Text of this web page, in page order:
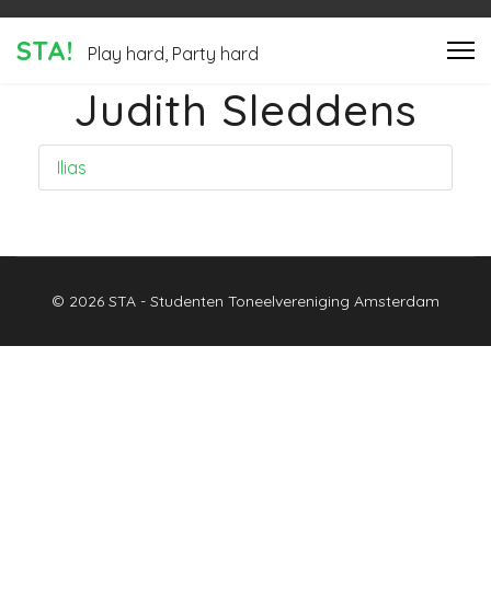
STA! Play hard, Party hard
Judith Sleddens
Ilias
© 2026 STA - Studenten Toneelvereniging Amsterdam